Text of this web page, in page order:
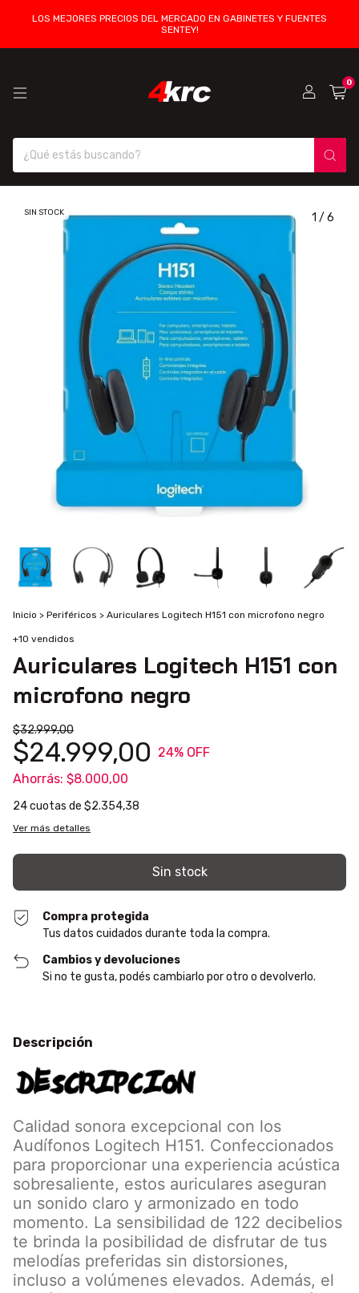
LOS MEJORES PRECIOS DEL MERCADO EN GABINETES Y FUENTES
SENTEY!
0
SIN STOCK 1 / 6
Inicio > Periféricos > Auriculares Logitech H151 con microfono negro
+10 vendidos
Auriculares Logitech H151 con
microfono negro
$32.999,00
$24.999,00 24% OFF
Ahorrás: $8.000,00
24cuotas de $2.354,38
Ver más detalles
Compra protegida
Tus datos cuidados durante toda la compra.
Cambios y devoluciones
Si no te gusta, podés cambiarlo por otro o devolverlo.
Descripción
Calidad sonora excepcional con los
Audífonos Logitech H151. Confeccionados
para proporcionar una experiencia acústica
sobresaliente, estos auriculares aseguran
un sonido claro y armonizado en todo
momento. La sensibilidad de 122 decibelios
te brinda la posibilidad de disfrutar de tus
melodías preferidas sin distorsiones,
incluso a volúmenes elevados. Además, el